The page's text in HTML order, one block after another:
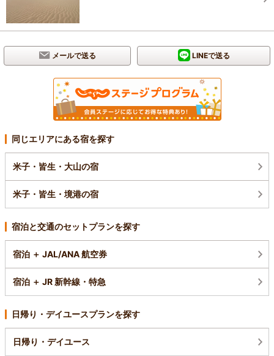
メールで送る LINEで送る
同じエリアにある宿を探す
米子・皆生・大山の宿
米子・皆生・境港の宿
宿泊と交通のセットプランを探す
宿泊 ＋ JAL/ANA 航空券
宿泊 ＋ JR 新幹線・特急
日帰り・デイユースプランを探す
日帰り・デイユース